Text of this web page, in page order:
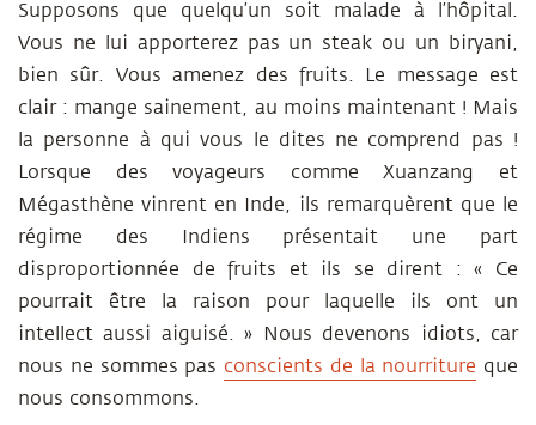
Supposons que quelqu’un soit malade à l’hôpital.
Vous ne lui apporterez pas un steak ou un biryani,
bien sûr. Vous amenez des fruits. Le message est
clair : mange sainement, au moins maintenant ! Mais
la personne à qui vous le dites ne comprend pas !
Lorsque des voyageurs comme Xuanzang et
Mégasthène vinrent en Inde, ils remarquèrent que le
régime des Indiens présentait une part
disproportionnée de fruits et ils se dirent : « Ce
pourrait être la raison pour laquelle ils ont un
intellect aussi aiguisé. » Nous devenons idiots, car
nous ne sommes pas conscients de la nourriture que
nous consommons.